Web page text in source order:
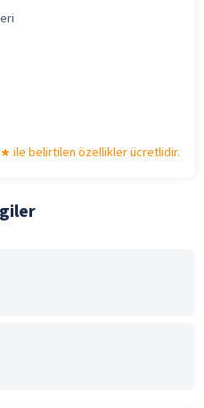
ile belirtilen özellikler ücretlidir.